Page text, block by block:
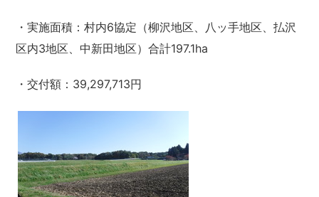
・実施面積：村内6協定（柳沢地区、八ッ手地区、払沢
区内3地区、中新田地区）合計197.1ha
・交付額：39,297,713円